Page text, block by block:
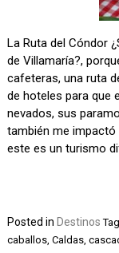
La Ruta del Cóndor
de Villamaría?,
cafeteras, una ruta
de hoteles para que
nevados, sus
también me impactó
este es un turismo
Posted in Destinos
caballos,Caldas,